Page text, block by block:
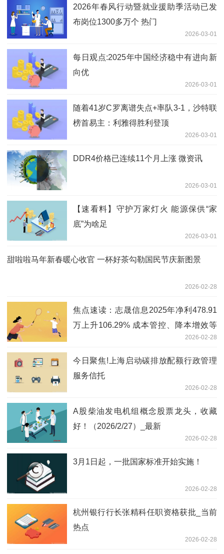
2026年春风行动暨就业援助季活动已发
布岗位1300多万个 热门
2026-03-01
每日观点:2025年中国经济稳中有进向新
向优
2026-03-01
随着41岁C罗离谱失点+率队3-1，沙特联
榜首易主：利雅得胜利登顶
2026-03-01
DDR4价格已连续11个月上涨 微资讯
2026-03-01
【速看料】守护万家灯火 能源保供“家
底”为啥足
2026-03-01
甜啦啦马年新春暖心收官 一杯好茶勾勒国民节庆新图景
2026-02-28
焦点速读：志晟信息2025年净利478.91
万上升106.29% 成本管控、降本增效等
2026-02-28
今日聚焦!上海启动碳排放配额行政管理
服务信托
2026-02-28
A股柴油发电机组概念股票龙头，收藏
好！（2026/2/27）_最新
2026-02-28
3月1日起，一批国家标准开始实施！
2026-02-28
杭州银行行长张精科任职资格获批_当前
热点
2026-02-28